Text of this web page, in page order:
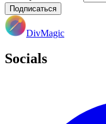
Подписаться
DivMagic
Socials